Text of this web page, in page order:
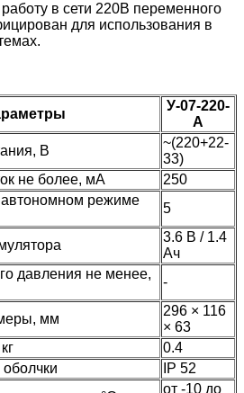
в сети 220В переменного
для использования в
У-07-220-
А
В
~(220+22-
33)
не более, мА
250
режиме
5
3.6 В / 1.4
Ач
давления не менее,
-
мм
296 × 116
× 63
0.4
IP 52
от -10 до